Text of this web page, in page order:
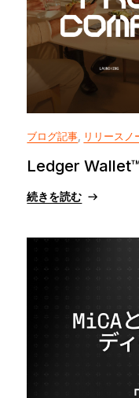
ブログ記事, リリースノ
Ledger
続きを読む